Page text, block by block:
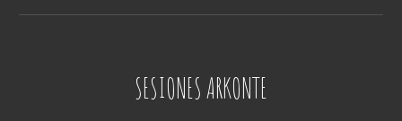
SESIONES ARKONTE